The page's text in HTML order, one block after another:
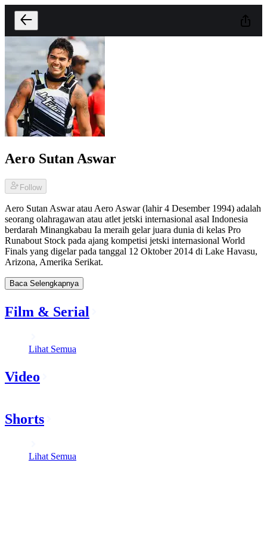
Aero Sutan Aswar
Follow
Aero Sutan Aswar atau Aero Aswar (lahir 4 Desember 1994) adalah
seorang olahragawan atau atlet jetski internasional asal Indonesia
berdarah Minangkabau Ia meraih gelar juara dunia di kelas Pro
Runabout Stock pada ajang kompetisi jetski internasional World
Finals yang digelar pada tanggal 12 Oktober 2014 di Lake Havasu,
Arizona, Amerika Serikat.
Baca Selengkapnya
Film & Serial
Lihat Semua
Video
Shorts
Lihat Semua